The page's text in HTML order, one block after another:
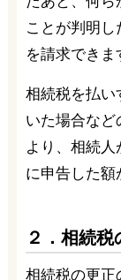
ことが判明
を請求できま
相続税を払い
いた場合など
より、相続
に申告した額
２．相続税
相続税の更正